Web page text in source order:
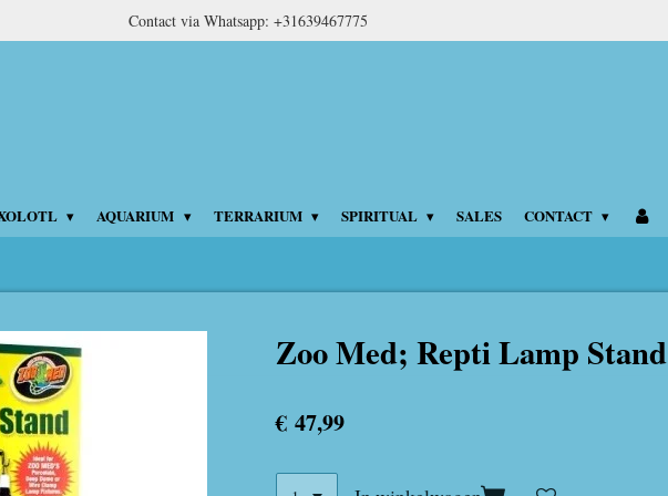
Contact via Whatsapp: +31639467775
AQUARIUM TERRARIUM SPIRITUAL SALES CONTACT
Zoo Med; Repti Lamp Stand
€ 47,99